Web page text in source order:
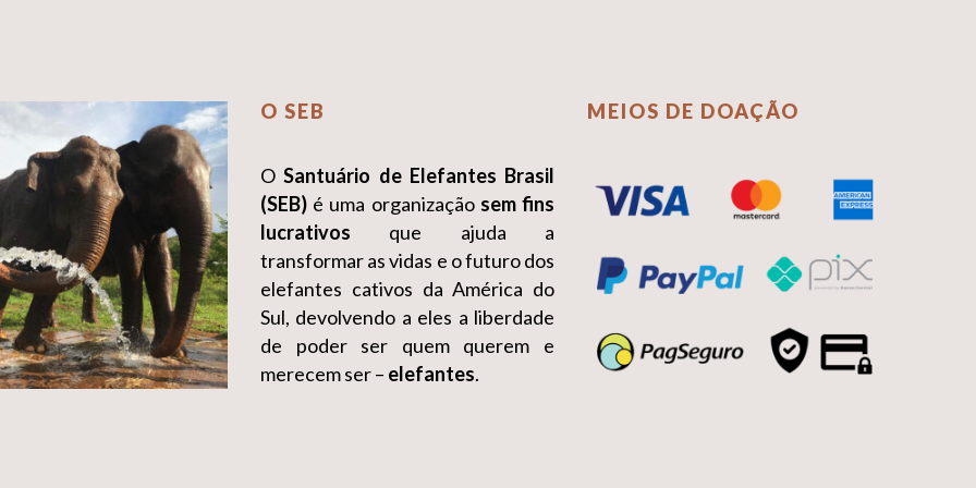
O SEB
OSantuário de Elefantes Brasil
(SEB) é uma organização sem fins
lucrativos que ajuda a
transformar as vidas e o futuro dos
elefantes cativos da América do
Sul, devolvendo a eles a liberdade
de poder ser quem querem e
merecem ser – elefantes.
MEIOS DE DOAÇÃO